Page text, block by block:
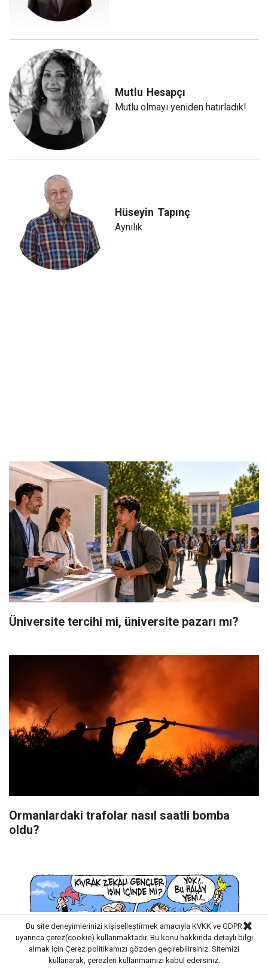
Mutlu Hesapçı
Mutlu olmayı yeniden hatırladık!
Hüseyin Tapınç
Aynılık
Üniversite tercihi mi, üniversite pazarı mı?
Ormanlardaki trafolar nasıl saatli bomba
oldu?
Bu site deneyimlerinizi kişiselleştirmek amacıyla KVKK ve GDPR
uyarınca çerez(cookie) kullanmaktadır. Bu konu hakkında detaylı bilgi
almak için Çerez politikamızı gözden geçirebilirsiniz. Sitemizi
kullanarak, çerezleri kullanmamızı kabul edersiniz.